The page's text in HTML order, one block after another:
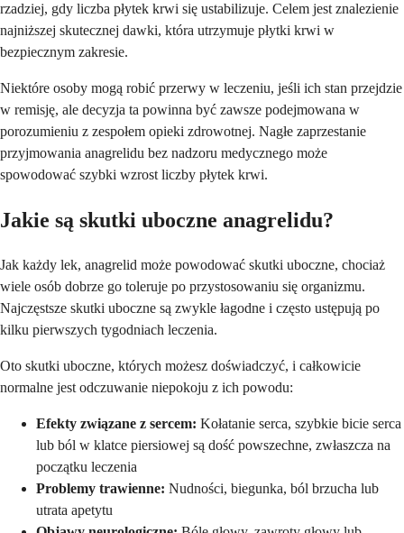
rzadziej, gdy liczba płytek krwi się ustabilizuje. Celem jest znalezienie
najniższej skutecznej dawki, która utrzymuje płytki krwi w
bezpiecznym zakresie.
Niektóre osoby mogą robić przerwy w leczeniu, jeśli ich stan przejdzie
w remisję, ale decyzja ta powinna być zawsze podejmowana w
porozumieniu z zespołem opieki zdrowotnej. Nagłe zaprzestanie
przyjmowania anagrelidu bez nadzoru medycznego może
spowodować szybki wzrost liczby płytek krwi.
Jakie są skutki uboczne anagrelidu?
Jak każdy lek, anagrelid może powodować skutki uboczne, chociaż
wiele osób dobrze go toleruje po przystosowaniu się organizmu.
Najczęstsze skutki uboczne są zwykle łagodne i często ustępują po
kilku pierwszych tygodniach leczenia.
Oto skutki uboczne, których możesz doświadczyć, i całkowicie
normalne jest odczuwanie niepokoju z ich powodu:
Efekty związane z sercem: Kołatanie serca, szybkie bicie serca
lub ból w klatce piersiowej są dość powszechne, zwłaszcza na
początku leczenia
Problemy trawienne: Nudności, biegunka, ból brzucha lub
utrata apetytu